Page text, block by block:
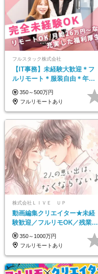
フルスタック株式会社
【IT事務】未経験大歓迎＊フ
ルリモート＊服装自由＊年休
125日以上＊残業なし＊月給26
万円以上
350～500万円
フルリモートあり
株式会社ＬＩＶＥ ＵＰ
動画編集クリエイター★未経
験歓迎／フルリモOK／残業な
し／年間休日125日／髪・服・
ネイル自由／研修充実で安心
350～1000万円
フルリモートあり